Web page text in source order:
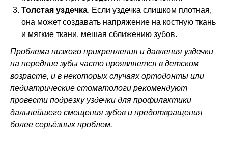
Толстая уздечка. Если уздечка слишком плотная,
она может создавать напряжение на костную ткань
и мягкие ткани, мешая сближению зубов.
Проблема низкого прикрепления и давления уздечки
на передние зубы часто проявляется в детском
возрасте, и в некоторых случаях ортодонты или
педиатрические стоматологи рекомендуют
провести подрезку уздечки для профилактики
дальнейшего смещения зубов и предотвращения
более серьёзных проблем.